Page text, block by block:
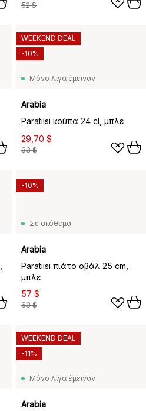
52 $
Μόνο λίγα έμειναν
Arabia
Paratiisi κούπα 24 cl, μπλε
29,70 $
33 $
WEEKEND DEAL
-10%
Σε απόθεμα
Arabia
Paratiisi πιάτο οβάλ 25 cm,
μπλε
57 $
63 $
-10%
Μόνο λίγα έμειναν
Arabia
WEEKEND DEAL
-11%